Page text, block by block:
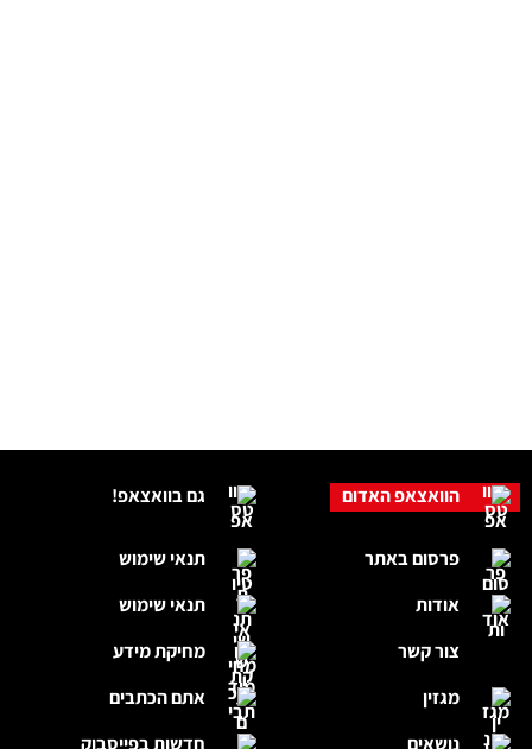
גם בוואצאפ!
תנאי שימוש
תנאי שימוש
מחיקת מידע
אתם הכתבים
חדשות בפייסבוק
הוואצאפ האדום
פרסום באתר
אודות
צור קשר
מגזין
נושאים